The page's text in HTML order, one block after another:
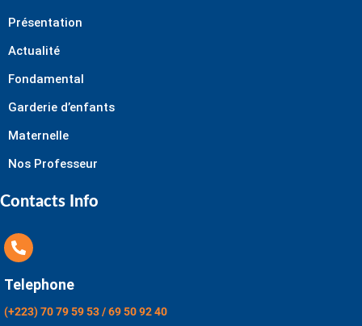
Présentation
Actualité
Fondamental
Garderie d’enfants
Maternelle
Nos Professeur
Contacts Info
Telephone
(+223) 70 79 59 53 / 69 50 92 40